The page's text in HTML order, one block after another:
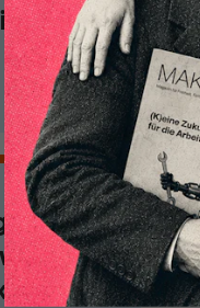
nur
Mit
aus